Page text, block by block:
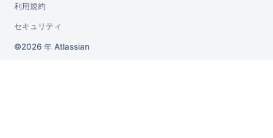
利用規約
セキュリティ
2026 年 Atlassian